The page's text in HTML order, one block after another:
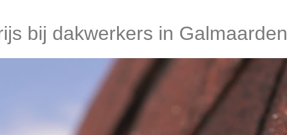
bij dakwerkers in Galmaarden